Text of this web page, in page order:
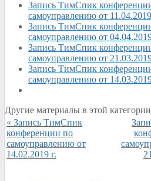
Запись ТимСпик
самоуправлению от 11.04.2019
Запись ТимСпик
самоуправлению от
Запись ТимСпик
самоуправлению от
Запись ТимСпик
самоуправлению от
Другие материалы в этой
« Запись ТимСпик
конференции по
самоуправлению от
14.02.2019 г.